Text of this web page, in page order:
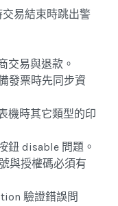
易結束時跳出警
交易與退款。
發票時先同步資
機時其它類型的印
鈕 disable 問題。
與授權碼必須有
驗證錯誤問